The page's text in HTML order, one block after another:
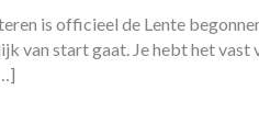
is officieel de Lente
van start gaat. Je hebt het